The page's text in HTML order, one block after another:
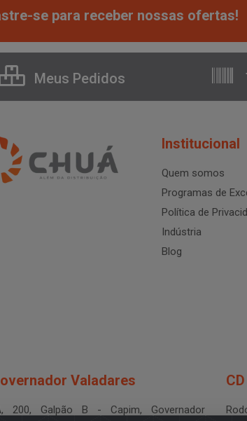
se para receber nossas ofertas!
Meus Pedidos
Institucional
Quem somos
Programas de
Política de
Indústria
Blog
Valadares
200, Galpão B - Capim, Governador